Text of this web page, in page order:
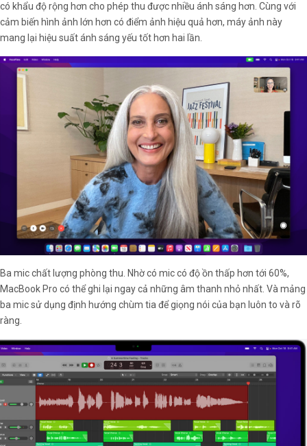
có khẩu độ rộng hơn cho phép thu được nhiều ánh sáng hơn. Cùng với
cảm biến hình ảnh lớn hơn có điểm ảnh hiệu quả hơn, máy ảnh này
mang lại hiệu suất ánh sáng yếu tốt hơn hai lần.
Ba mic chất lượng phòng thu. Nhờ có mic có độ ồn thấp hơn tới 60%,
MacBook Pro có thể ghi lại ngay cả những âm thanh nhỏ nhất. Và mảng
ba mic sử dụng định hướng chùm tia để giọng nói của bạn luôn to và rõ
ràng.